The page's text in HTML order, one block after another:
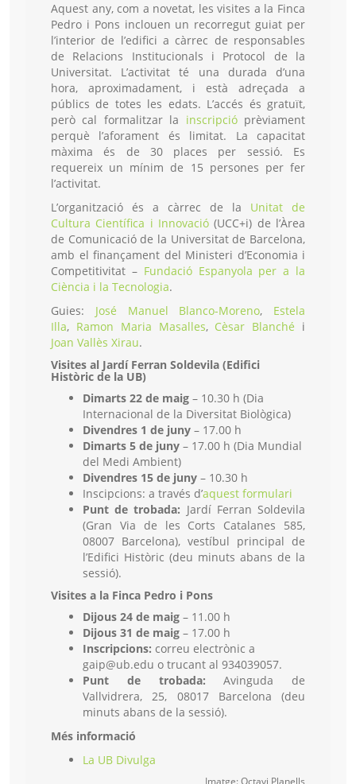
Aquest any, com a novetat, les visites a la Finca
Pedro i Pons inclouen un recorregut guiat per
l’interior de l’edifici a càrrec de responsables
de Relacions Institucionals i Protocol de la
Universitat. L’activitat té una durada d’una
hora, aproximadament, i està adreçada a
públics de totes les edats. L’accés és gratuït,
però cal formalitzar la inscripció prèviament
perquè l’aforament és limitat. La capacitat
màxima és de 30 places per sessió. Es
requereix un mínim de 15 persones per fer
l’activitat.
L’organització és a càrrec de la Unitat de
Cultura Científica i Innovació (UCC+i) de l’Àrea
de Comunicació de la Universitat de Barcelona,
amb el finançament del Ministeri d’Economia i
Competitivitat – Fundació Espanyola per a la
Ciència i la Tecnologia.
Guies: José Manuel Blanco-Moreno, Estela
Illa, Ramon Maria Masalles, Cèsar Blanché i
Joan Vallès Xirau.
Visites al Jardí Ferran Soldevila (Edifici
Històric de la UB)
Dimarts 22 de maig – 10.30 h (Dia
Internacional de la Diversitat Biològica)
Divendres 1 de juny – 17.00 h
Dimarts 5 de juny – 17.00 h (Dia Mundial
del Medi Ambient)
Divendres 15 de juny – 10.30 h
Inscipcions: a través d’aquest formulari
Punt de trobada: Jardí Ferran Soldevila
(Gran Via de les Corts Catalanes 585,
08007 Barcelona), vestíbul principal de
l’Edifici Històric (deu minuts abans de la
sessió).
Visites a la Finca Pedro i Pons
Dijous 24 de maig – 11.00 h
Dijous 31 de maig – 17.00 h
Inscripcions: correu electrònic a
gaip@ub.edu o trucant al 934039057.
Punt de trobada: Avinguda de
Vallvidrera, 25, 08017 Barcelona (deu
minuts abans de la sessió).
Més informació
La UB Divulga